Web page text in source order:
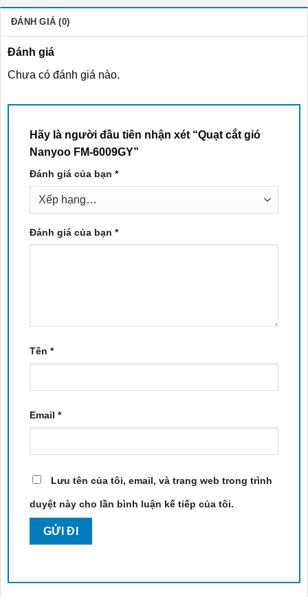
ĐÁNH GIÁ (0)
Đánh giá
Chưa có đánh giá nào.
Hãy là người đầu tiên nhận xét “Quạt cắt gió
Nanyoo FM-6009GY”
Đánh giá của bạn *
Đánh giá của bạn *
Tên *
Email *
Lưu tên của tôi, email, và trang web trong trình
duyệt này cho lần bình luận kế tiếp của tôi.